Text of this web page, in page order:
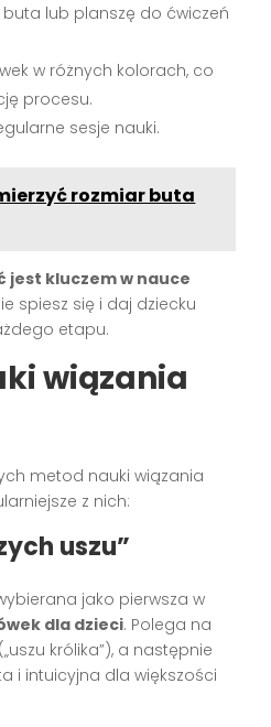
lub planszę do ćwiczeń
w różnych kolorach, co
procesu.
sesje nauki.
rozmiar buta
jest kluczem w nauce
spiesz się i daj dziecku
etapu.
wiązania
metod nauki wiązania
z nich:
uszu”
jako pierwsza w
dla dzieci. Polega na
królika”), a następnie
i intuicyjna dla większości